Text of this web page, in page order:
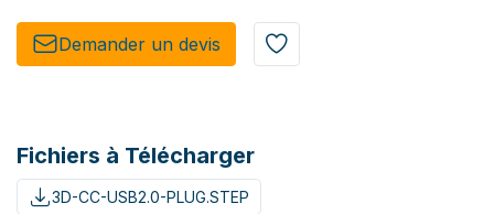
Demander un de​​vis​​
Fichiers à Télécharger
3D-CC-USB2.0-PLUG.STEP